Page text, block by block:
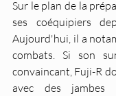
Sur le plan de la
ses coéquipiers
Aujourd'hui, il a
combats. Si son
convaincant, Fuji-R
avec des jambes